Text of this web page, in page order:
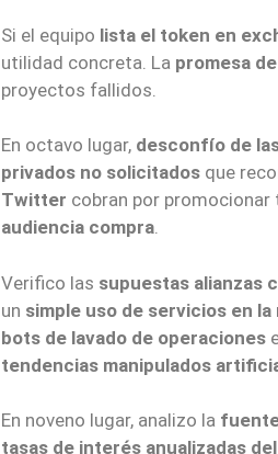
Si el equipo lista el token en
utilidad concreta. La promesa
proyectos fallidos.
En octavo lugar, desconfío de
privados no solicitados que
Twitter cobran por promocionar
audiencia compra.
Verifico las supuestas alianzas
un simple uso de servicios en
bots de lavado de operaciones
tendencias manipulados
En noveno lugar, analizo la
tasas de interés anualizadas